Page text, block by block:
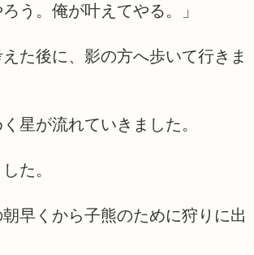
う。俺が叶えてやる。」
た後に、影の方へ歩いて行きま
星が流れていきました。
た。
早くから子熊のために狩りに出